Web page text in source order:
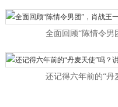
全面回顾“陈情令男
还记得六年前的“丹